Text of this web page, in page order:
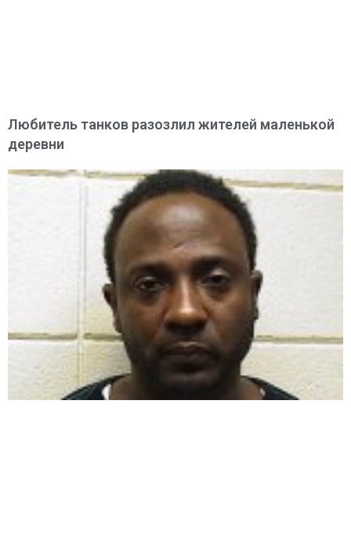
Любитель танков разозлил жителей маленькой
деревни